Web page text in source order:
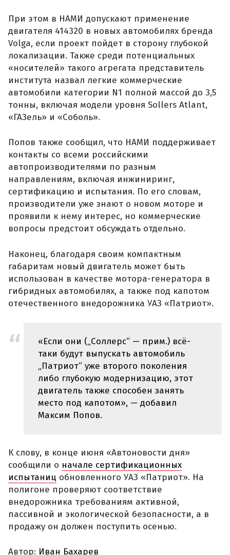
При этом в НАМИ допускают применение
двигателя 414320 в новых автомобилях бренда
Volga, если проект пойдет в сторону глубокой
локализации. Также среди потенциальных
«носителей» такого агрегата представитель
института назвал легкие коммерческие
автомобили категории N1 полной массой до 3,5
тонны, включая модели уровня Sollers Atlant,
«ГАЗель» и «Соболь».
Попов также сообщил, что НАМИ поддерживает
контакты со всеми российскими
автопроизводителями по разным
направлениям, включая инжиниринг,
сертификацию и испытания. По его словам,
производители уже знают о новом моторе и
проявили к нему интерес, но коммерческие
вопросы предстоит обсуждать отдельно.
Наконец, благодаря своим компактным
габаритам новый двигатель может быть
использован в качестве мотора-генератора в
гибридных автомобилях, а также под капотом
отечественного внедорожника УАЗ «Патриот».
«Если они („Соллерс“ — прим.) всё-
таки будут выпускать автомобиль
„Патриот“ уже второго поколения
либо глубокую модернизацию, этот
двигатель также способен занять
место под капотом», — добавил
Максим Попов.
К слову, в конце июня «Автоновости дня»
сообщили о начале сертификационных
испытаниц обновленного УАЗ «Патриот». На
полигоне проверяют соответствие
внедорожника требованиям активной,
пассивной и экологической безопасности, а в
продажу он должен поступить осенью.
Автор: Иван Бахарев